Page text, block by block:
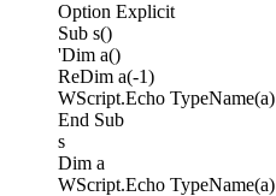
Option Explicit
Sub s()
'Dim a()
ReDim a(-1)
WScript.Echo TypeName(a)
End Sub
s
Dim a
WScript.Echo TypeName(a)